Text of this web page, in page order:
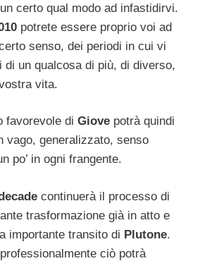
certo qual modo ad infastidirvi.
potrete essere proprio voi ad
senso, dei periodi in cui vi
di un qualcosa di più, di diverso,
vita.
favorevole di Giove potrà quindi
vago, generalizzato, senso
po’ in ogni frangente.
continuerà il processo di
trasformazione già in atto e
importante transito di Plutone.
ciò potrà